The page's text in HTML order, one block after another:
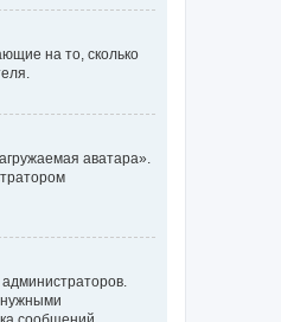
на то, сколько
аватара».